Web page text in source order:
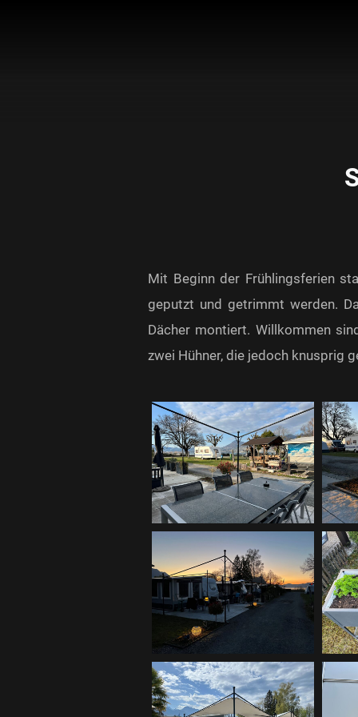
Mit Beginn der Frühlingsferien
geputzt und getrimmt werden.
Dächer montiert. Willkommen
zwei Hühner, die jedoch knusprig